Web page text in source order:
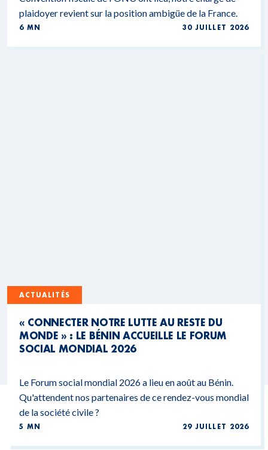
plaidoyer revient sur la position ambigüe de la France.
6 MN 30 JUILLET 2026
ACTUALITÉS
« CONNECTER NOTRE LUTTE AU RESTE DU
MONDE » : LE BÉNIN ACCUEILLE LE FORUM
SOCIAL MONDIAL 2026
Le Forum social mondial 2026 a lieu en août au Bénin.
Qu'attendent nos partenaires de ce rendez-vous mondial
de la société civile ?
5 MN 29 JUILLET 2026